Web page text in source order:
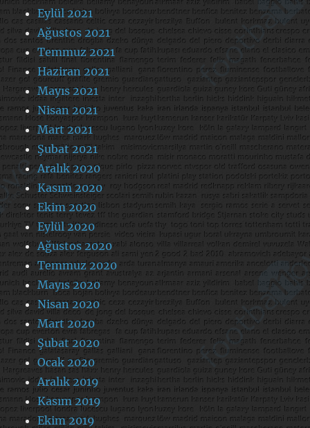
Eylül 2021
Ağustos 2021
Temmuz 2021
Haziran 2021
Mayıs 2021
Nisan 2021
Mart 2021
Şubat 2021
Aralık 2020
Kasım 2020
Ekim 2020
Eylül 2020
Ağustos 2020
Temmuz 2020
Mayıs 2020
Nisan 2020
Mart 2020
Şubat 2020
Ocak 2020
Aralık 2019
Kasım 2019
Ekim 2019